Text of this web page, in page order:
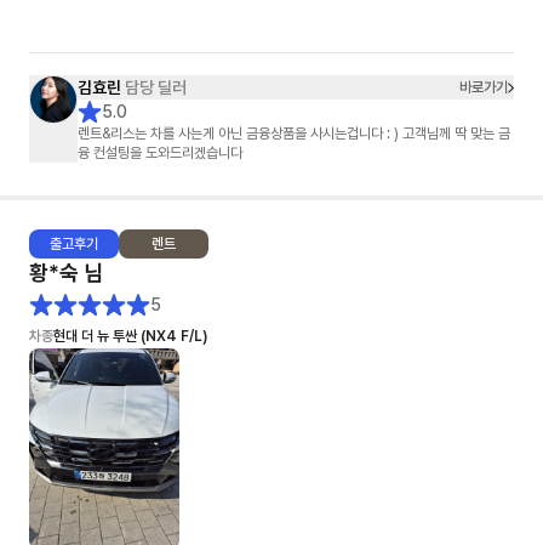
김효린 담당 딜러 바로가기
5.0
렌트&리스는 차를 사는게 아닌 금융상품을 사시는겁니다 : ) 고객님께 딱 맞는 금
융 컨설팅을 도와드리겠습니다
출고후기 렌트
황*숙 님
5
차종현대 더 뉴 투싼 (NX4 F/L)